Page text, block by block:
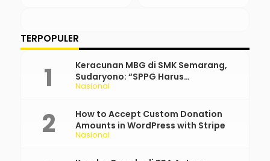
TERPOPULER
Nasional
Keracunan MBG di SMK Semarang,
Sudaryono: “SPPG Harus
Bertanggung Jawab!”
Nasional
How to Accept Custom Donation
Amounts in WordPress with Stripe